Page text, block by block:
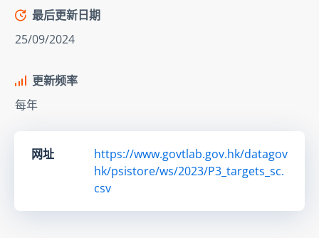
最后更新日期
25/09/2024
更新频率
每年
网址
https://www.govtlab.gov.hk/datagov
hk/psistore/ws/2023/P3_targets_sc.
csv